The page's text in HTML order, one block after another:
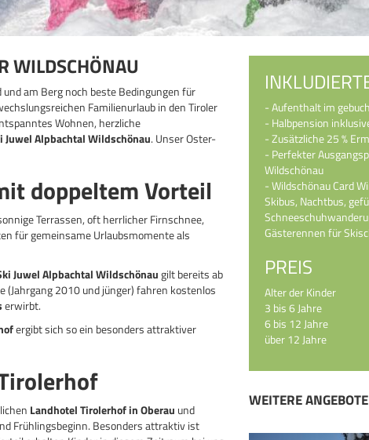
WILDSCHÖNAU
am Berg noch beste Bedingungen für
Familienurlaub in den Tiroler
Wohnen, herzliche
Juwel Alpbachtal Wildschönau. Unser Oster-
doppeltem Vorteil
Terrassen, oft herrlicher Firnschnee,
für gemeinsame Urlaubsmomente als
Juwel Alpbachtal Wildschönaugilt bereits ab
(Jahrgang 2010 und jünger) fahren kostenlos
erwirbt.
ergibt sich so ein besonders attraktiver
Landhotel Tirolerhof in Oberau und
Frühlingsbeginn. Besonders attraktiv ist
- Aufenthalt im
- Halbpension
- Zusätzliche 25 %
- Perfekter
Wildschönau
- Wildschönau Card
Skibus, Nachtbus,
Gästerennen für
PREIS
Alter der Kinder
3 bis 6 Jahre
6 bis 12 Jahre
über 12 Jahre
WEITERE ANGEBOTE